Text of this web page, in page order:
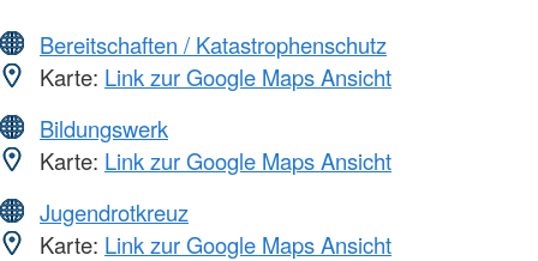
Bereitschaften / Katastrophenschutz
Karte: Link zur Google Maps Ansicht
Bildungswerk
Karte: Link zur Google Maps Ansicht
Jugendrotkreuz
Karte: Link zur Google Maps Ansicht